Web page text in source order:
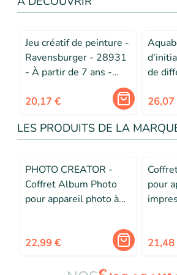
Jeu créatif de peinture -
Ravensburger - 28931
- À partir de 7 ans -
cadre
20,17 €
de
et
26,07
LES PRODUITS DE LA
PHOTO CREATOR -
Coffret Album Photo
pour appareil photo à
Creator - CLK 007 -
22,99 €
pour
21,48